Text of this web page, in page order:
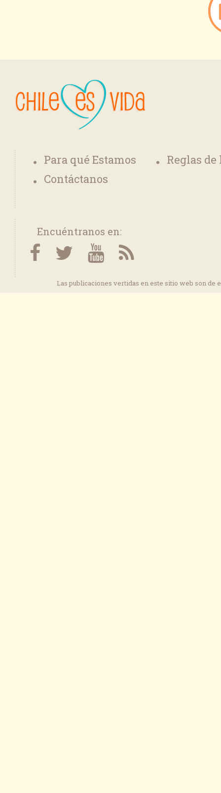
Para qué Estamos
Reglas
Contáctanos
Encuéntranos en:
Las publicaciones vertidas en este sitio web son de